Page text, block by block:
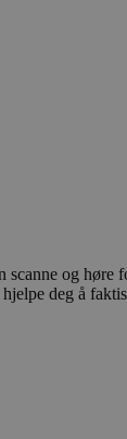
og
deg å